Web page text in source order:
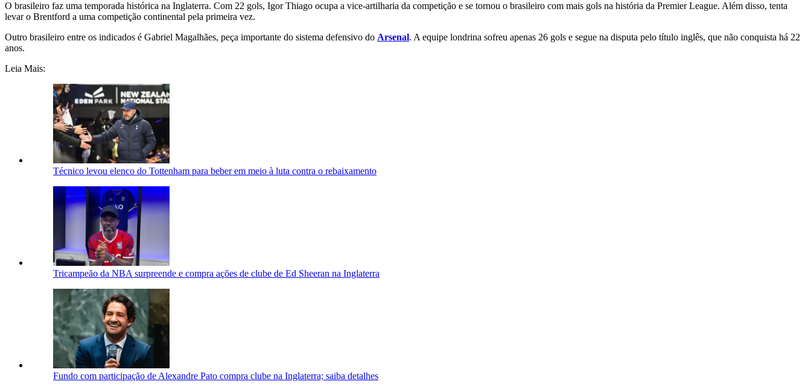
O brasileiro faz uma temporada histórica na Inglaterra. Com 22 gols, Igor Thiago ocupa a vice-artilharia da competição e se tornou o brasileiro com mais gols na história da Premier League. Além disso, tenta
levar o Brentford a uma competição continental pela primeira vez.
Outro brasileiro entre os indicados é Gabriel Magalhães, peça importante do sistema defensivo do Arsenal. A equipe londrina sofreu apenas 26 gols e segue na disputa pelo título inglês, que não conquista há 22
anos.
Leia Mais:
Técnico levou elenco do Tottenham para beber em meio à luta contra o rebaixamento
Tricampeão da NBA surpreende e compra ações de clube de Ed Sheeran na Inglaterra
Fundo com participação de Alexandre Pato compra clube na Inglaterra; saiba detalhes